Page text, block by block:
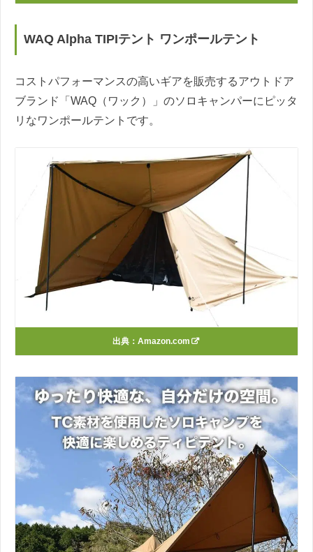
WAQ Alpha TIPIテント ワンポールテント
コストパフォーマンスの高いギアを販売するアウトドア
ブランド「WAQ（ワック）」のソロキャンパーにピッタ
リなワンポールテントです。
出典： Amazon.com